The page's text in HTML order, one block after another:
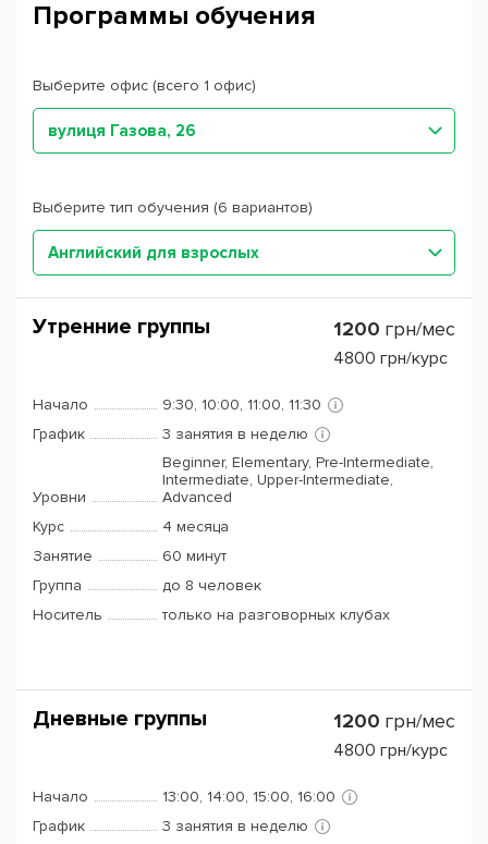
Программы обучения
Выберите офис (всего 1 офис)
вулиця Газова, 26
Выберите тип обучения (6 вариантов)
Английский для взрослых
Утренние группы 1200 грн/мес
4800 грн/курс
Начало
9:30, 10:00, 11:00, 11:30
График
3 занятия в неделю
Уровни
Beginner, Elementary, Pre-Intermediate,
Intermediate, Upper-Intermediate,
Advanced
Курс
4 месяца
Занятие
60 минут
Группа
до 8 человек
Носитель
только на разговорных клубах
Дневные группы 1200 грн/мес
4800 грн/курс
Начало
13:00, 14:00, 15:00, 16:00
График
3 занятия в неделю